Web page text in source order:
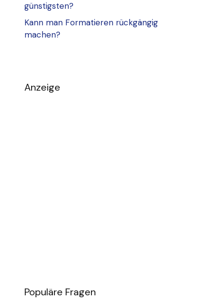
günstigsten?
Kann man Formatieren rückgängig
machen?
Anzeige
Populäre Fragen